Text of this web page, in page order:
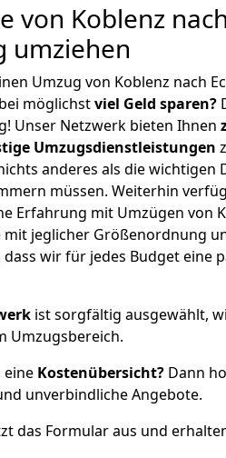
von Koblenz
umziehen
Umzug von Koblenz nach
möglichstviel Geld sparen?
Unser Netzwerk bieten Ihnen
Umzugsdienstleistungen
anderes als die wichtigen
müssen. Weiterhin
Erfahrung mit Umzügen von
mit jeglicher Größenordnung
wir für jedes Budget eine
ist sorgfältig ausgewählt,
Umzugsbereich.
eine Kostenübersicht? Dann
unverbindliche Angebote.
das Formular aus und